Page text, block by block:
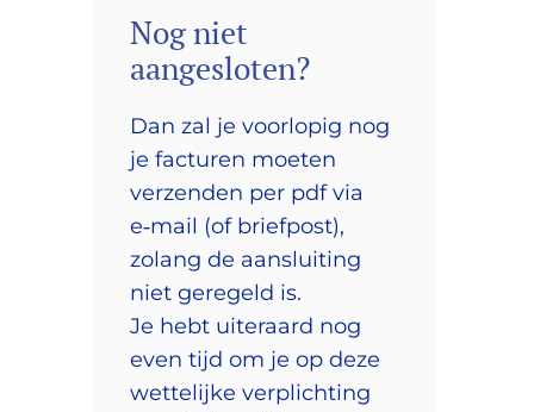
Nog niet
aangesloten?
Dan zal je voorlopig nog
je facturen moeten
verzenden per pdf via
e‑mail (of briefpost),
zolang de aansluiting
niet geregeld is.
Je hebt uiteraard nog
even tijd om je op deze
wettelijke verplichting